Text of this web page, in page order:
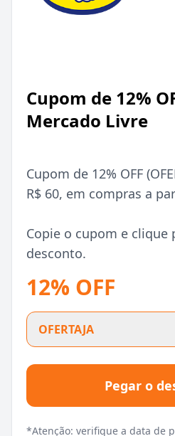
Cupom de 12%
Mercado Livre
Cupom de 12% OFF
R$ 60, em compras a
Copie o cupom e clique
desconto.
12% OFF
OFERTAJA
Pegar o
*Atenção: verifique a data de